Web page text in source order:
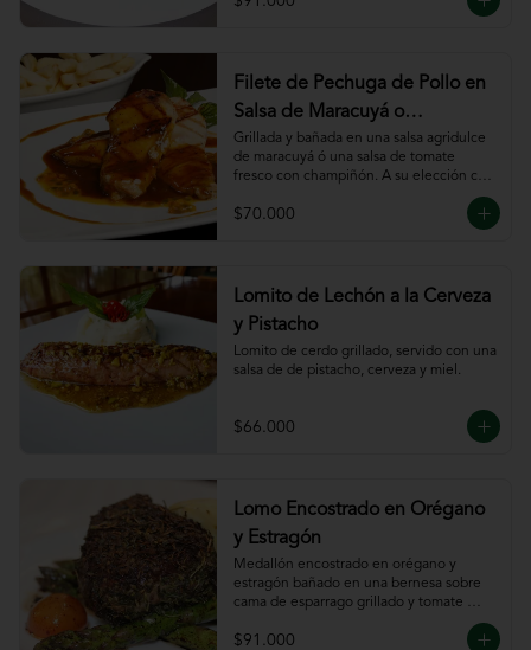
Filete de Pechuga de Pollo en
Salsa de Maracuyá o
Pomodoro
Grillada y bañada en una salsa agridulce
de maracuyá ó una salsa de tomate
fresco con champiñón. A su elección con
espiral o puré.
$70.000
Lomito de Lechón a la Cerveza
y Pistacho
Lomito de cerdo grillado, servido con una
salsa de de pistacho, cerveza y miel.
$66.000
Lomo Encostrado en Orégano
y Estragón
Medallón encostrado en orégano y
estragón bañado en una bernesa sobre
cama de esparrago grillado y tomate
$91.000